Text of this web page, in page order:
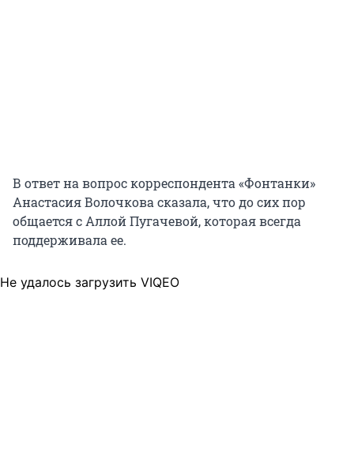
В ответ на вопрос корреспондента «Фонтанки»
Анастасия Волочкова сказала, что до сих пор
общается с Аллой Пугачевой, которая всегда
поддерживала ее.
Не удалось загрузить VIQEO